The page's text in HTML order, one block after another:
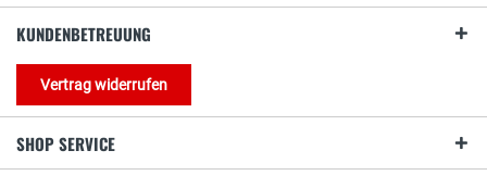
KUNDENBETREUUNG
Vertrag widerrufen
SHOP SERVICE